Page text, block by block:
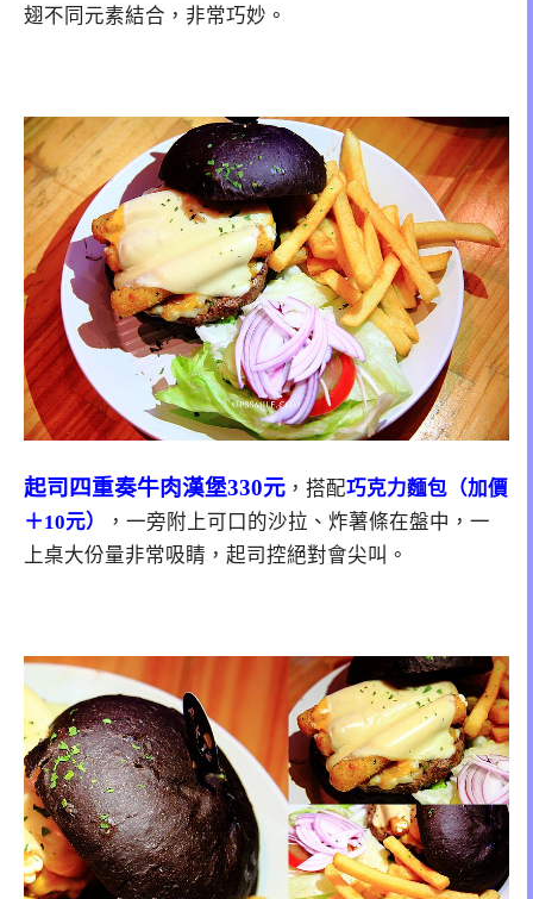
翅不同元素結合，非常巧妙。
起司四重奏牛肉漢堡330元 ，搭配巧克力麵包（加價
＋10元）
，一旁附上可口的沙拉、炸薯條在盤中，一
上桌大份量非常吸睛，起司控絕對會尖叫。